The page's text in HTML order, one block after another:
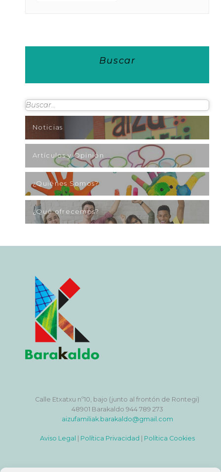
Buscar
Noticias
Artículos y Opinión
¿Quiénes Somos?
¿Qué ofrecemos?
Calle Etxatxu nº10, bajo (junto al frontón de Rontegi)
48901 Barakaldo 944 789 273
aizufamiliak.barakaldo@gmail.com
Aviso Legal Política Privacidad Política Cookies